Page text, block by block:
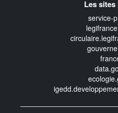
Les
service-